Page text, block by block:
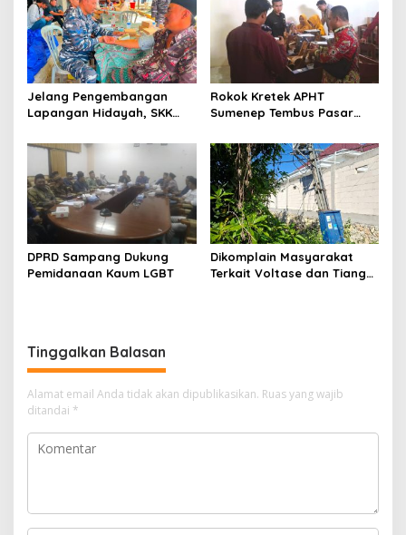
Jelang Pengembangan
Lapangan Hidayah, SKK
Perkuat Sinergi dengan
Nelayan Sampang
Rokok Kretek APHT
Sumenep Tembus Pasar
DPRD Sampang Dukung
Pemidanaan Kaum LGBT
Dikomplain Masyarakat
Terkait Voltase dan Tiang
Tinggalkan Balasan
Alamat email Anda tidak akan dipublikasikan. Ruas yang wajib
ditandai *